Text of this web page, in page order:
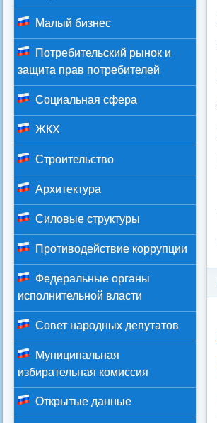
Малый бизнес
Потребительский рынок и
защита прав потребителей
Социальная сфера
ЖКХ
Строительство
Архитектура
Силовые структуры
Противодействие коррупции
Федеральные органы
исполнительной власти
Совет народных депутатов
Муниципальная
избирательная комиссия
Открытые данные